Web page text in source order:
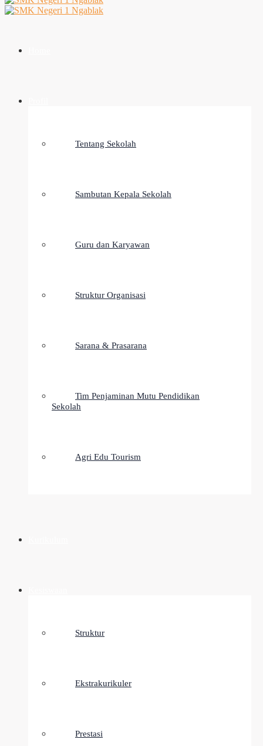
Tentang Sekolah
Sambutan Kepala Sekolah
Guru dan Karyawan
Struktur Organisasi
Sarana & Prasarana
Tim Penjaminan Mutu Pendidikan
Sekolah
Agri Edu Tourism
Struktur
Ekstrakurikuler
Prestasi